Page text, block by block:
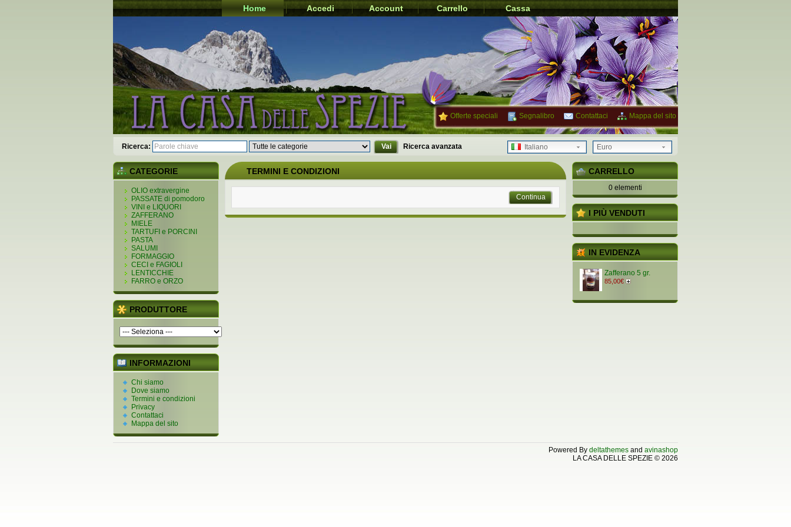
Home Accedi Account Carrello Cassa
Offerte speciali Segnalibro Contattaci Mappa del sito
Ricerca: Vai Ricerca avanzata Euro
Italiano
CATEGORIE
OLIO extravergine
PASSATE di pomodoro
VINI e LIQUORI
ZAFFERANO
MIELE
TARTUFI e PORCINI
PASTA
SALUMI
FORMAGGIO
CECI e FAGIOLI
LENTICCHIE
FARRO e ORZO
PRODUTTORE
INFORMAZIONI
Chi siamo
Dove siamo
Termini e condizioni
Privacy
Contattaci
Mappa del sito
CARRELLO
0 elementi
I PIÙ VENDUTI
IN EVIDENZA
Zafferano 5 gr.
85,00€
TERMINI E CONDIZIONI
Continua
Powered By deltathemes and avinashop
LA CASA DELLE SPEZIE © 2026